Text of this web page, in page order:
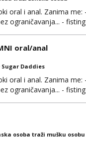
oral i anal. Zanima
ograničavanja... -
oral/anal
Sugar Daddies
oral i anal. Zanima
ograničavanja... -
osoba traži mušku osobu